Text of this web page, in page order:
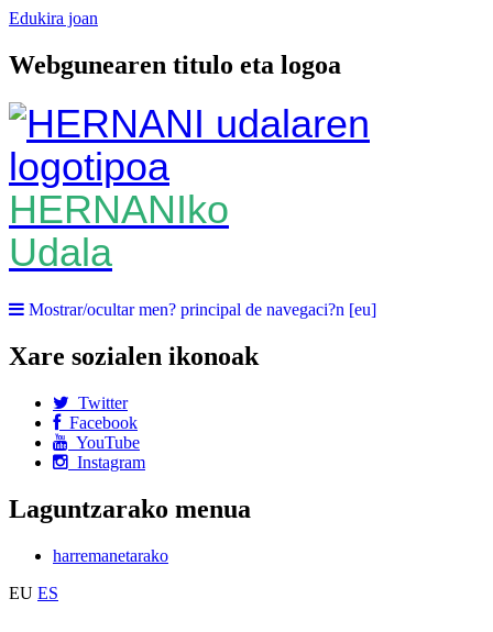
Edukira joan
Webgunearen titulo eta logoa
HERNANIko
Udala
Mostrar/ocultar men? principal de navegaci?n [eu]
Xare sozialen ikonoak
Twitter
Facebook
YouTube
Instagram
Laguntzarako menua
harremanetarako
EU ES